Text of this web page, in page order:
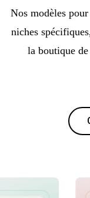
Nos modèles
niches
la boutique